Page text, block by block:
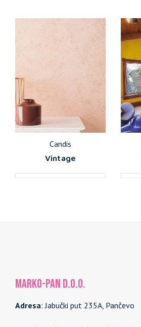
Candis
Vintage
MARKO-PAN d.o.o.
Adresa: Jabučki put 235A, Pančevo